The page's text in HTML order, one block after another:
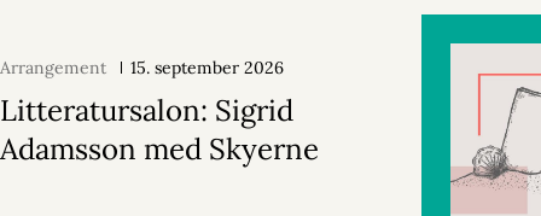
Arrangement 15. september 2026
Litteratursalon: Sigrid
Adamsson med Skyerne